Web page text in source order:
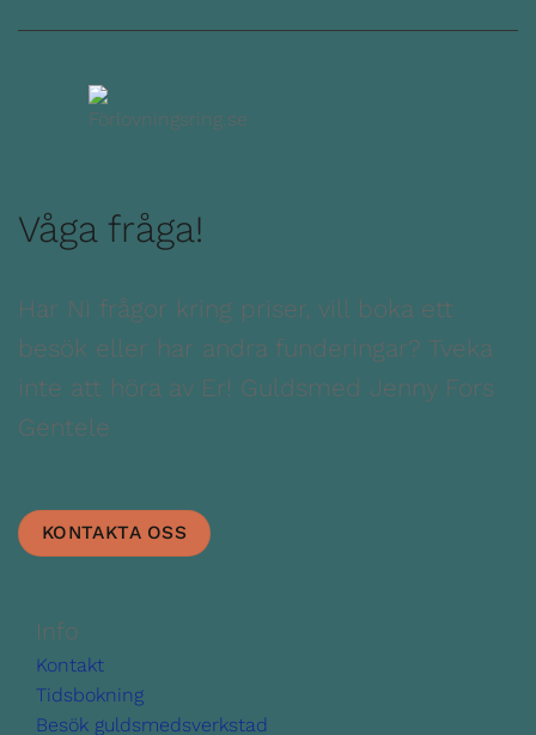
Våga fråga!
Har Ni frågor kring priser, vill boka ett
besök eller har andra funderingar? Tveka
inte att höra av Er! Guldsmed Jenny Fors
Gentele
KONTAKTA OSS
Info
Kontakt
Tidsbokning
Besök guldsmedsverkstad